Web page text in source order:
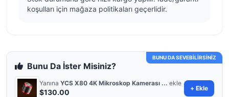
koşulları için mağaza politikaları geçerlidir.
BUNU DA SEVEBİLİRSİNİZ
Bunu Da İster Misiniz?
Yanına YCS X80 4K Mikroskop Kamerası ... ekle
$130.00 + Ekle